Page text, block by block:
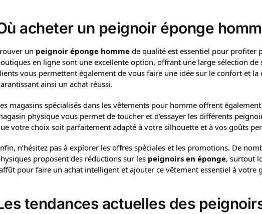
acheter un peignoir éponge
un peignoir éponge hommede qualité est essentiel pour profiter
en ligne sont une excellente option, offrant une large sélection de
vous permettent également de vous faire une idée sur le confort et
ainsi un achat réussi.
magasins spécialisés dans les vêtements pour homme offrent
physique vous permet de toucher et d’essayer les différents
votre choix soit parfaitement adapté à votre silhouette et à vos goûts
n’hésitez pas à explorer les offres spéciales et les promotions. De
proposent des réductions sur les peignoirs en éponge, surtout
pour faire un achat intelligent et ajouter ce vêtement essentiel à votre
tendances actuelles des